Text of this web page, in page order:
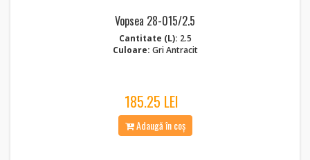
Vopsea 28-015/2.5
Cantitate (L): 2.5
Culoare: Gri Antracit
185.25 LEI
Adaugă în coș